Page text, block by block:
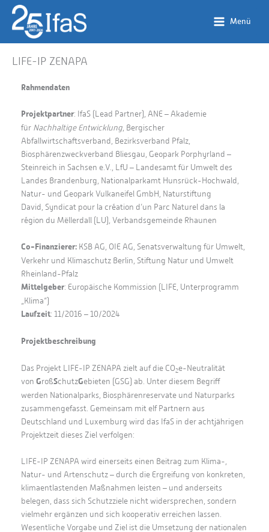
Zum
Inhalt
springen
Menü
LIFE-IP ZENAPA
Rahmendaten
Projektpartner: IfaS (Lead Partner), ANE – Akademie
für Nachhaltige Entwicklung, Bergischer
Abfallwirtschaftsverband, Bezirksverband Pfalz,
Biosphärenzweckverband Bliesgau, Geopark Porphyrland –
Steinreich in Sachsen e.V., LfU – Landesamt für Umwelt des
Landes Brandenburg, Nationalparkamt Hunsrück-Hochwald,
Natur- und Geopark Vulkaneifel GmbH, Naturstiftung
David, Syndicat pour la création d’un Parc Naturel dans la
région du Mëllerdall (LU), Verbandsgemeinde Rhaunen
Co-Finanzierer: KSB AG, OIE AG, Senatsverwaltung für Umwelt,
Verkehr und Klimaschutz Berlin, Stiftung Natur und Umwelt
Rheinland-Pfalz
Mittelgeber: Europäische Kommission (LIFE, Unterprogramm
„Klima“)
Laufzeit: 11/2016 – 10/2024
Projektbeschreibung
Das Projekt LIFE-IP ZENAPA zielt auf die CO2e-Neutralität
von GroßSchutzGebieten (GSG) ab. Unter diesem Begriff
werden Nationalparks, Biosphärenreservate und Naturparks
zusammengefasst. Gemeinsam mit elf Partnern aus
Deutschland und Luxemburg wird das IfaS in der achtjährigen
Projektzeit dieses Ziel verfolgen:
LIFE-IP ZENAPA wird einerseits einen Beitrag zum Klima-,
Natur- und Artenschutz – durch die Ergreifung von konkreten,
klimaentlastenden Maßnahmen leisten – und anderseits
belegen, dass sich Schutzziele nicht widersprechen, sondern
vielmehr ergänzen und sich kooperativ erreichen lassen.
Wesentliche Vorgabe und Ziel ist die Umsetzung der nationalen